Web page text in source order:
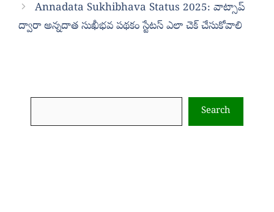
Annadata Sukhibhava Status 2025: వాట్సాప్
ద్వారా అన్నదాత సుఖీభవ పథకం స్టేటస్‌ ఎలా చెక్ చేసుకోవాలి
Search